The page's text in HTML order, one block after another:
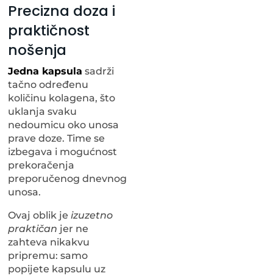
Precizna doza i
praktičnost
nošenja
Jedna kapsula sadrži
tačno određenu
količinu kolagena, što
uklanja svaku
nedoumicu oko unosa
prave doze. Time se
izbegava i mogućnost
prekoračenja
preporučenog dnevnog
unosa.
Ovaj oblik jeizuzetno
praktičan jer ne
zahteva nikakvu
pripremu: samo
popijete kapsulu uz